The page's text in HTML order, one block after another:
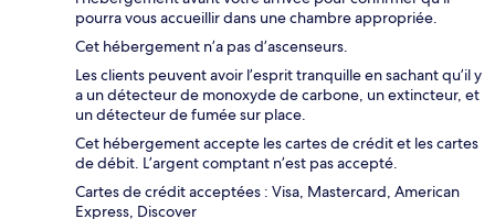
pourra vous accueillir dans une chambre appropriée.
Cet hébergement n’a pas d’ascenseurs.
Les clients peuvent avoir l’esprit tranquille en sachant qu’il y
a un détecteur de monoxyde de carbone, un extincteur, et
un détecteur de fumée sur place.
Cet hébergement accepte les cartes de crédit et les cartes
de débit. L’argent comptant n’est pas accepté.
Cartes de crédit acceptées : Visa, Mastercard, American
Express, Discover